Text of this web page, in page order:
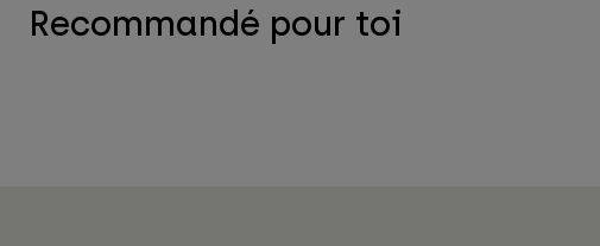
Recommandé pour toi